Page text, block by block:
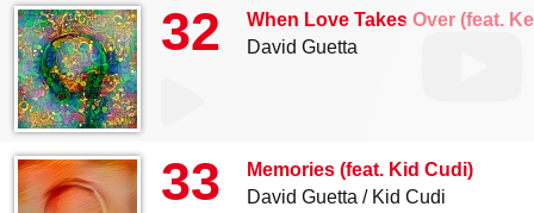
32
When Love Takes Over (feat.
David Guetta
33
Memories (feat. Kid Cudi)
David Guetta
Kid Cudi